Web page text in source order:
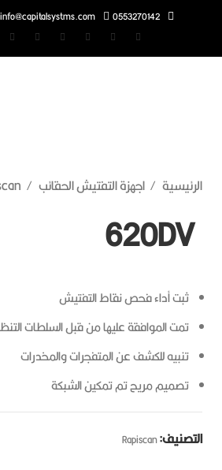
0553270142
info@capitalsystms.com
اجهزة التفتيش الحقائب Rapiscan
620DV
ثبت أداء فحص نقاط التفتيش
تمت الموافقة عليها من قبل السلطات التنظيمية
تنبيه للكشف عن المتفجرات والمخدرات
تصميم مريح تم تمكين الشبكة
Rapiscan